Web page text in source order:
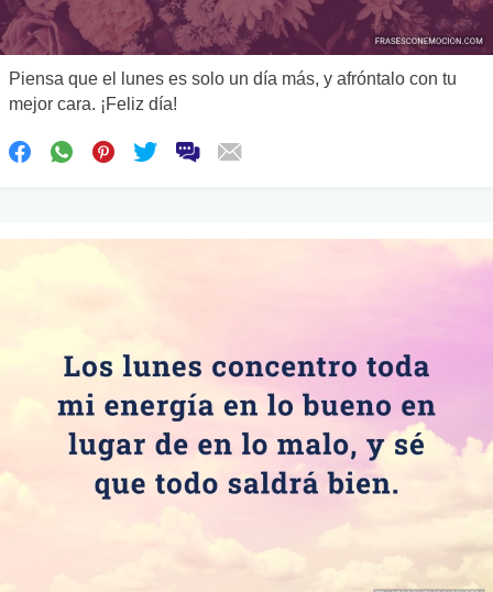
Piensa que el lunes es solo un día más, y afróntalo con tu
mejor cara. ¡Feliz día!